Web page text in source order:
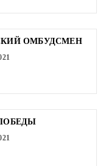
ОМБУДСМЕН